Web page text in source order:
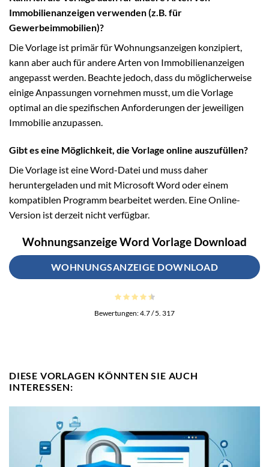
Immobilienanzeigen verwenden (z.B. für
Gewerbeimmobilien)?
Die Vorlage ist primär für Wohnungsanzeigen konzipiert,
kann aber auch für andere Arten von Immobilienanzeigen
angepasst werden. Beachte jedoch, dass du möglicherweise
einige Anpassungen vornehmen musst, um die Vorlage
optimal an die spezifischen Anforderungen der jeweiligen
Immobilie anzupassen.
Gibt es eine Möglichkeit, die Vorlage online auszufüllen?
Die Vorlage ist eine Word-Datei und muss daher
heruntergeladen und mit Microsoft Word oder einem
kompatiblen Programm bearbeitet werden. Eine Online-
Version ist derzeit nicht verfügbar.
Wohnungsanzeige Word Vorlage Download
WOHNUNGSANZEIGE DOWNLOAD
Bewertungen:4.7/ 5. 317
DIESE VORLAGEN KÖNNTEN SIE AUCH
INTERESSEN: